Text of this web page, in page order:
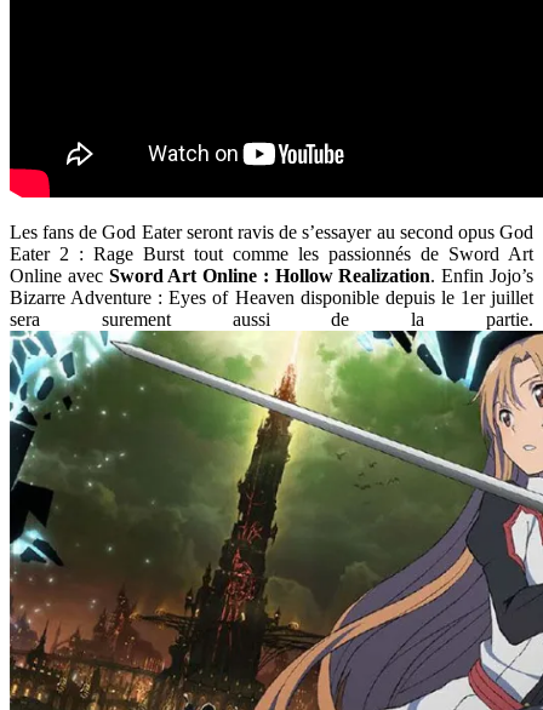
Les fans de God Eater seront ravis de s’essayer au second opus God
Eater 2 : Rage Burst tout comme les passionnés de Sword Art
Online avec Sword Art Online : Hollow Realization. Enfin Jojo’s
Bizarre Adventure : Eyes of Heaven disponible depuis le 1er juillet
sera surement aussi de la partie.